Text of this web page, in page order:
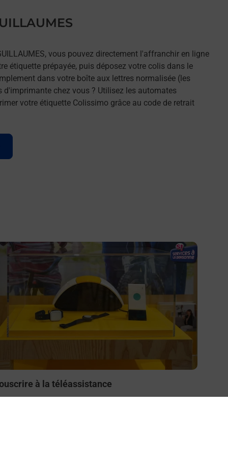
vous pouvez directement l'affranchir en ligne
étiquette prépayée, puis déposez votre colis dans le
dans votre boîte aux lettres normalisée (les
d'imprimante chez vous ? Utilisez les automates
votre étiquette Colissimo grâce au code de retrait
savoir plus
à la téléassistance